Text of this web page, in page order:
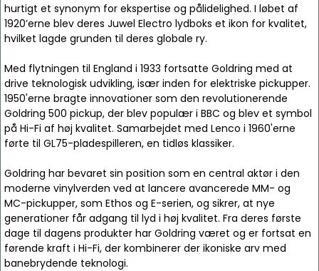
hurtigt et synonym for ekspertise og pålidelighed. I løbet af
1920’erne blev deres Juwel Electro lydboks et ikon for kvalitet,
hvilket lagde grunden til deres globale ry.
Med flytningen til England i 1933 fortsatte Goldring med at
drive teknologisk udvikling, især inden for elektriske pickupper.
1950'erne bragte innovationer som den revolutionerende
Goldring 500 pickup, der blev populær i BBC og blev et symbol
på Hi-Fi af høj kvalitet. Samarbejdet med Lenco i 1960'erne
førte til GL75-pladespilleren, en tidløs klassiker.
Goldring har bevaret sin position som en central aktør i den
moderne vinylverden ved at lancere avancerede MM- og
MC-pickupper, som Ethos og E-serien, og sikrer, at nye
generationer får adgang til lyd i høj kvalitet. Fra deres første
dage til dagens produkter har Goldring været og er fortsat en
førende kraft i Hi-Fi, der kombinerer der ikoniske arv med
banebrydende teknologi.